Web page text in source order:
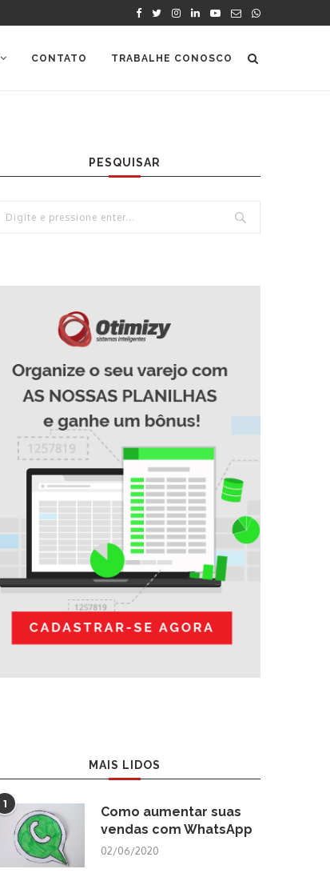
CONTATO TRABALHE CONOSCO
PESQUISAR
MAIS LIDOS
1
Como aumentar suas
vendas com WhatsApp
02/06/2020